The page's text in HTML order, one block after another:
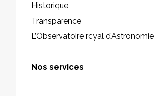
Historique
Transparence
L’Observatoire royal d’Astronomie
Nos services